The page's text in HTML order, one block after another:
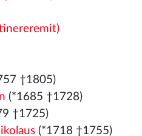
†1805)
(*1685 †1728)
†1725)
(*1718 †1755)